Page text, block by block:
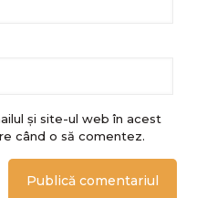
și site-ul web în acest
când o să comentez.